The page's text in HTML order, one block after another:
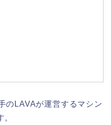
のLAVAが運営するマシン